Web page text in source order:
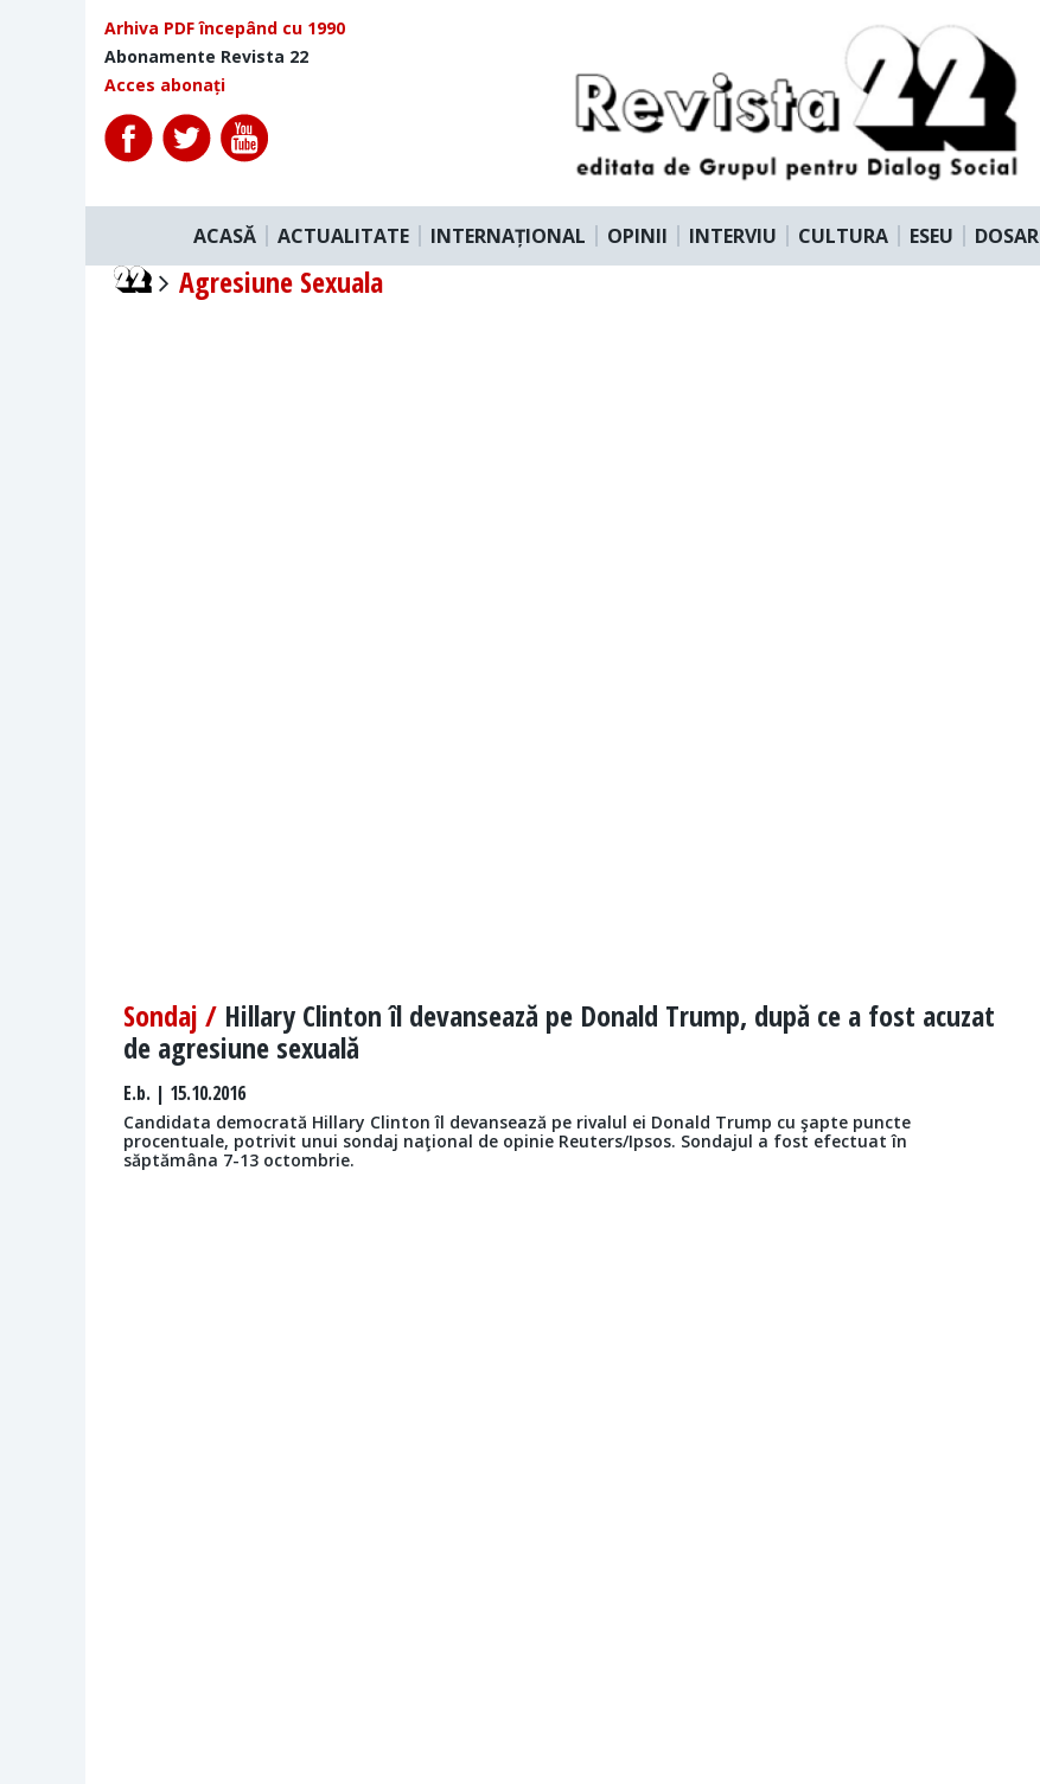
Arhiva PDF începând cu 1990
Abonamente Revista 22
Acces abonați
ACASĂ ACTUALITATE INTERNAȚIONAL OPINII INTERVIU CULTURA ESEU DOSAR
Agresiune Sexuala
Sondaj / Hillary Clinton îl devansează pe Donald Trump, după ce a fost acuzat
de agresiune sexuală
E.b. | 15.10.2016
Candidata democrată Hillary Clinton îl devansează pe rivalul ei Donald Trump cu şapte puncte
procentuale, potrivit unui sondaj naţional de opinie Reuters/Ipsos. Sondajul a fost efectuat în
săptămâna 7-13 octombrie.